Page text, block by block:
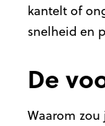
kantelt of
snelheid en
De
Waarom